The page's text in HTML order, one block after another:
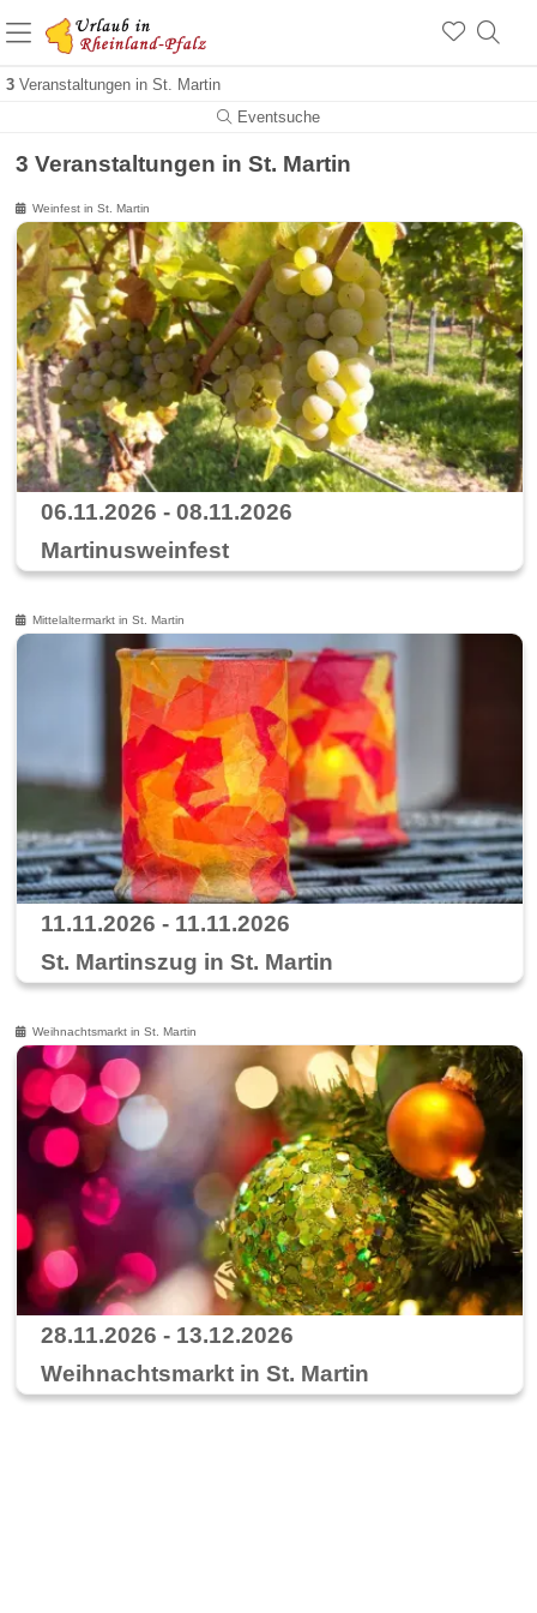
3 Veranstaltungen in St. Martin
Eventsuche
+1.500 Unterkünfte in Rheinland-Pfalz
+1.000 Sehenswürdigkeiten
3 Veranstaltungen in St. Martin
Weinfest in St. Martin
06.11.2026 - 08.11.2026
Martinusweinfest
Mittelaltermarkt in St. Martin
11.11.2026 - 11.11.2026
St. Martinszug in St. Martin
Weihnachtsmarkt in St. Martin
28.11.2026 - 13.12.2026
Weihnachtsmarkt in St. Martin